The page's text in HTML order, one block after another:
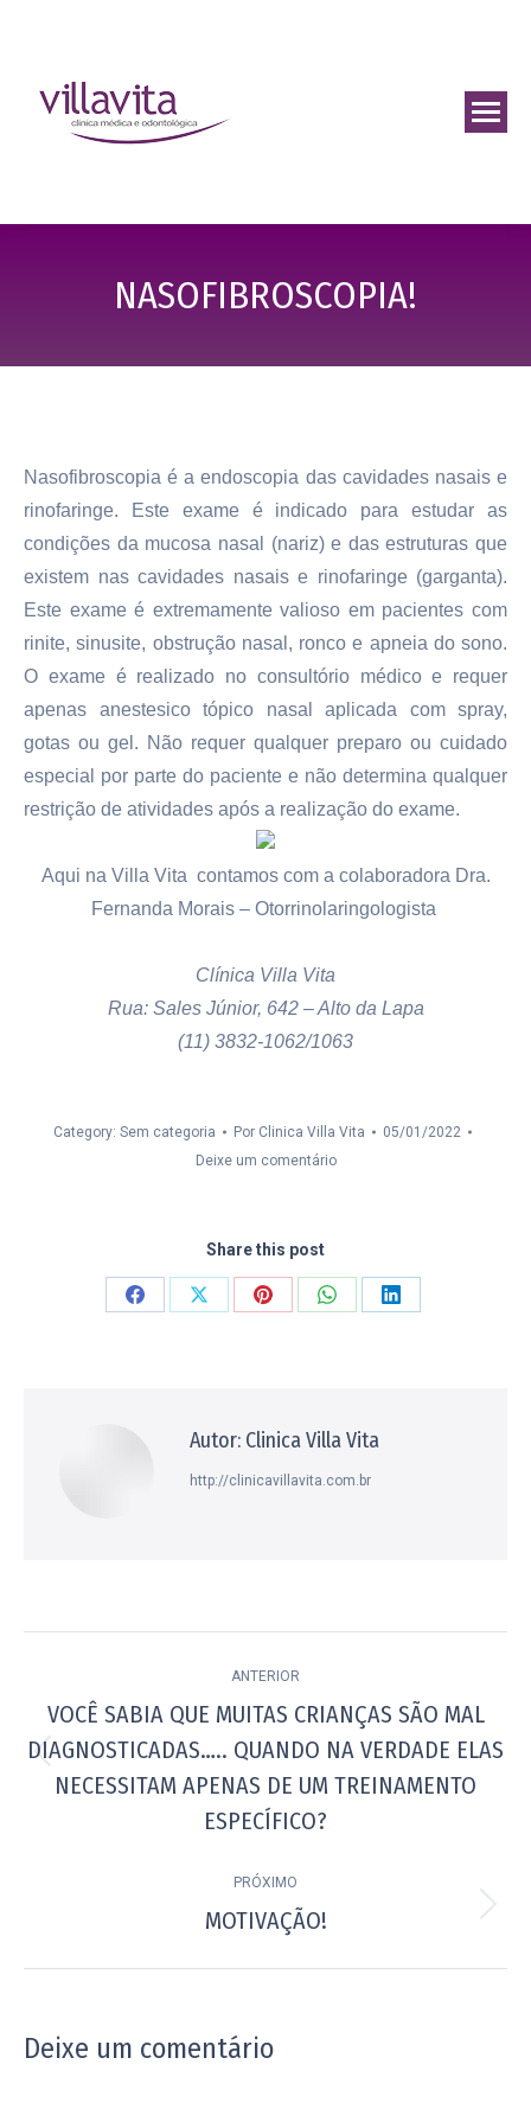
NASOFIBROSCOPIA!
Nasofibroscopia é a endoscopia das cavidades nasais e
rinofaringe. Este exame é indicado para estudar as
condições da mucosa nasal (nariz) e das estruturas que
existem nas cavidades nasais e rinofaringe (garganta).
Este exame é extremamente valioso em pacientes com
rinite, sinusite, obstrução nasal, ronco e apneia do sono.
O exame é realizado no consultório médico e requer
apenas anestesico tópico nasal aplicada com spray,
gotas ou gel. Não requer qualquer preparo ou cuidado
especial por parte do paciente e não determina qualquer
restrição de atividades após a realização do exame.
Aqui na Villa Vita contamos com a colaboradora Dra.
Fernanda Morais – Otorrinolaringologista
Clínica Villa Vita
Rua: Sales Júnior, 642 – Alto da Lapa
(11) 3832-1062/1063
Category: Sem categoria Por Clinica Villa Vita
05/01/2022
Deixe um comentário
Share this post
CompartilharCompartilharCompartilharCompartilharCompartilhar
Autor: Clinica Villa Vita
http://clinicavillavita.com.br
de
post:
ANTERIOR
Post
anterior:
VOCÊ SABIA QUE MUITAS CRIANÇAS SÃO MAL
DIAGNOSTICADAS….. QUANDO NA VERDADE ELAS
NECESSITAM APENAS DE UM TREINAMENTO
ESPECÍFICO?
PRÓXIMO
Próximo
MOTIVAÇÃO!
Deixe um comentário